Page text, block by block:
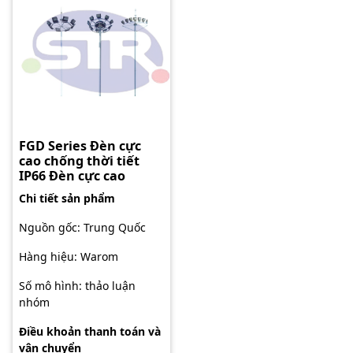
FGD Series Đèn cực
cao chống thời tiết
IP66 Đèn cực cao
Chi tiết sản phẩm
Nguồn gốc: Trung Quốc
Hàng hiệu: Warom
Số mô hình: thảo luận
nhóm
Điều khoản thanh toán và
vận chuyển